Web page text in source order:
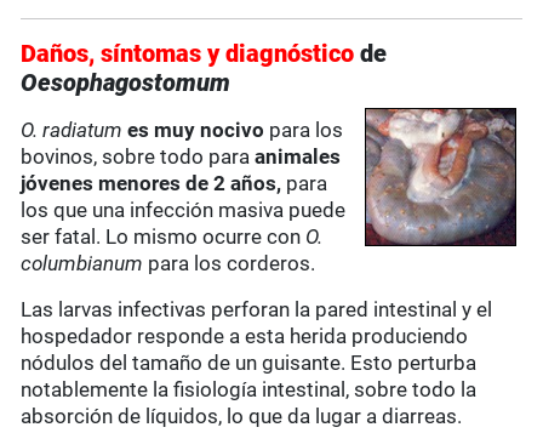
Daños, síntomas y diagnósticode
Oesophagostomum
O. radiatum es muy nocivo para los
bovinos, sobre todo paraanimales
jóvenes menores de 2 años, para
los que una infección masiva puede
ser fatal. Lo mismo ocurre con O.
columbianum para los corderos.
Las larvas infectivas perforan la pared intestinal y el
hospedador responde a esta herida produciendo
nódulos del tamaño de un guisante. Esto perturba
notablemente la fisiología intestinal, sobre todo la
absorción de líquidos, lo que da lugar a diarreas.